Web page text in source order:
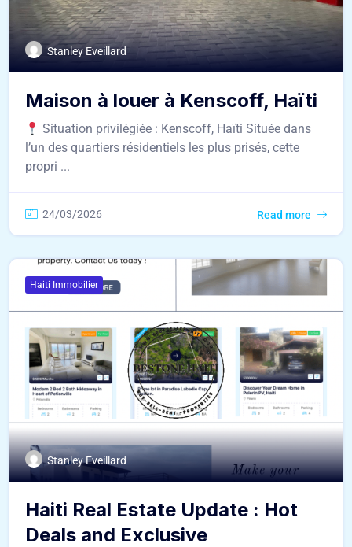
Stanley Eveillard
Maison à louer à Kenscoff, Haïti
Situation privilégiée : Kenscoff, Haïti Située dans
l’un des quartiers résidentiels les plus prisés, cette
propri ...
24/03/2026 Read more
Haiti Immobilier
Stanley Eveillard
Haiti Real Estate Update : Hot
Deals and Exclusive